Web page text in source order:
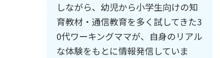
しながら、幼児から小学生向けの知
育教材・通信教育を多く試してきた3
0代ワーキングママが、自身のリアル
な体験をもとに情報発信していま